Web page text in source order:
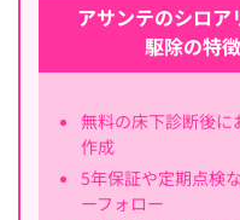
アサンテのシロア
駆除の特徴
無料の床下診断後に
作成
5年保証や定期点検
ーフォロー